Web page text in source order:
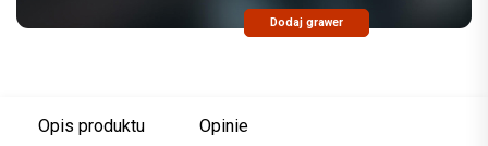
Dodaj grawer
Opis produktu Opinie